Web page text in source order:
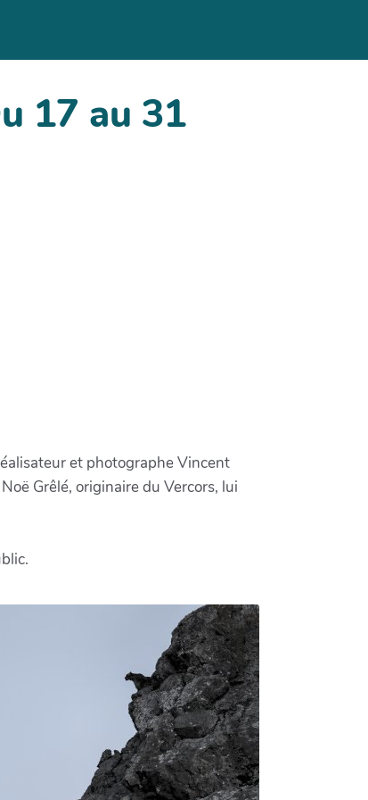
17 au 31
et photographe Vincent
Grêlé, originaire du Vercors, lui